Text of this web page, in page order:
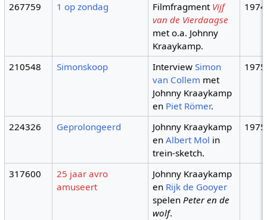
267759 1 op zondag Filmfragment Vijf
van de Vierdaagse
met o.a. Johnny
Kraaykamp.
1974
210548 Simonskoop InterviewSimon
van Collem met
Johnny Kraaykamp
en Piet Römer.
1975
224326 Geprolongeerd
Johnny Kraaykamp
enAlbert Mol in
trein-sketch.
1975
317600
25 jaar avro
amuseert
Johnny Kraaykamp
en Rijk de Gooyer
spelenPeter en de
wolf.